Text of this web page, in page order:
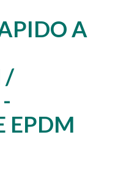
A
/
EPDM